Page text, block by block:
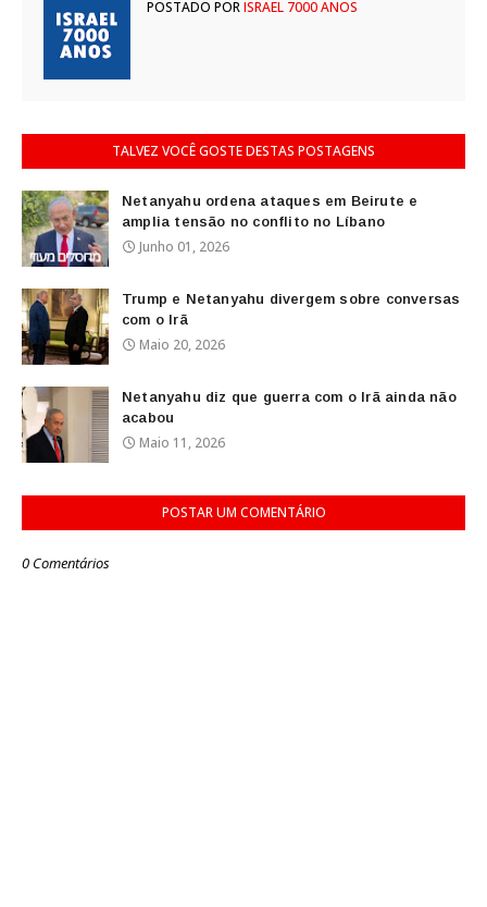
POSTADO PORISRAEL 7000 ANOS
TALVEZ VOCÊ GOSTE DESTAS POSTAGENS
Netanyahu ordena ataques em Beirute e
amplia tensão no conflito no Líbano
Junho 01, 2026
Trump e Netanyahu divergem sobre conversas
com o Irã
Maio 20, 2026
Netanyahu diz que guerra com o Irã ainda não
acabou
Maio 11, 2026
POSTAR UM COMENTÁRIO
0 Comentários